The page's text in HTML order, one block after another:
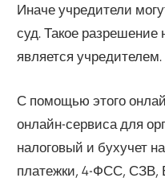
Иначе учредители
суд. Такое
является учредителем.
С помощью этого
онлайн-сервиса для
налоговый и бухучет
платежки, 4-ФСС, СЗВ,